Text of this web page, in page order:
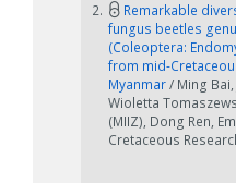
2.
Remarkable
fungus beetles
(Coleoptera:
from mid-
Myanmar/ Ming Bai,
Wioletta
(MIIZ), Dong Ren,
Cretaceous